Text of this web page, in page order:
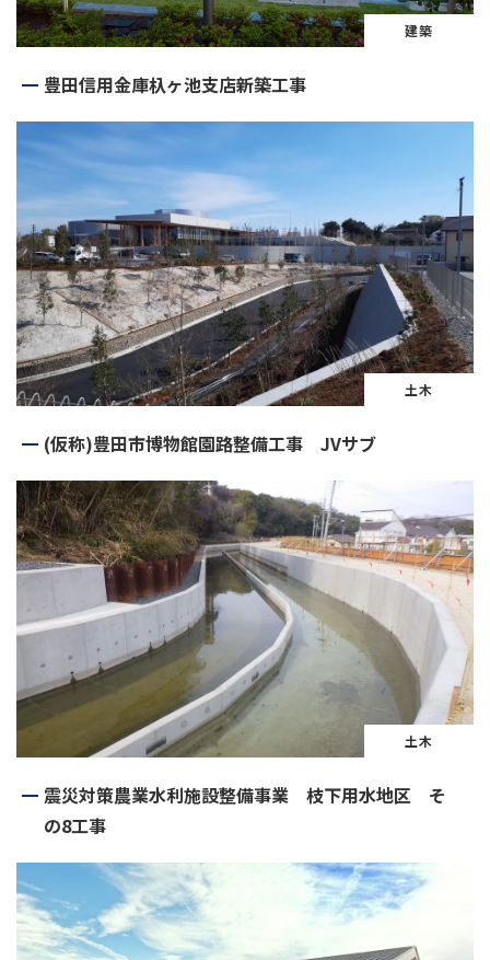
建築
豊田信用金庫杁ヶ池支店新築工事
土木
(仮称)豊田市博物館園路整備工事 JVサブ
土木
震災対策農業水利施設整備事業 枝下用水地区 そ
の8工事